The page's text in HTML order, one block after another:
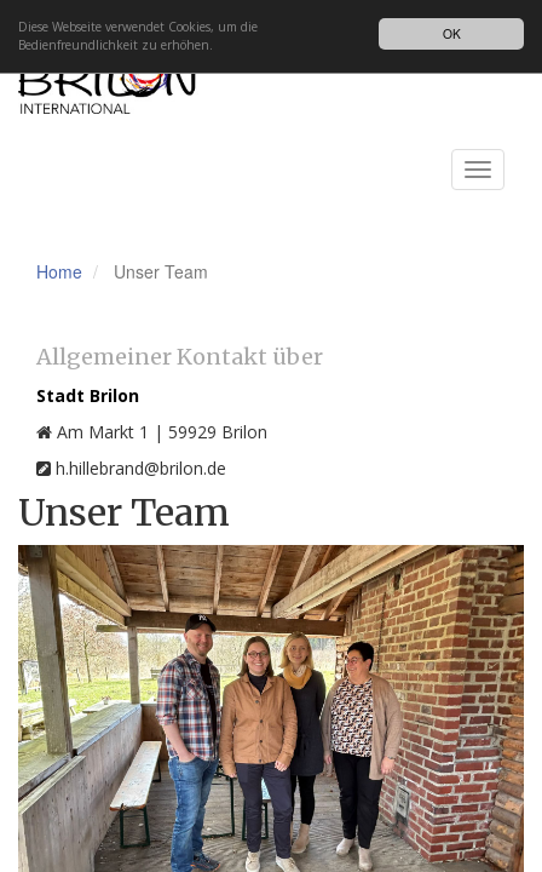
OK
Diese Webseite verwendet Cookies, um die
Bedienfreundlichkeit zu erhöhen.
DE
Impressum Datenschutz
Toggle
Home Unser Team
Allgemeiner Kontakt über
Stadt Brilon
Am Markt 1 | 59929 Brilon
h.hillebrand@brilon.de
Unser Team